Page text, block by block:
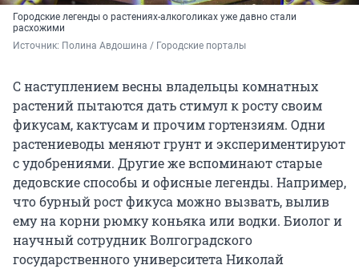
Городские легенды о растениях-алкоголиках уже давно стали
расхожими
Источник: Полина Авдошина / Городские порталы
С наступлением весны владельцы комнатных
растений пытаются дать стимул к росту своим
фикусам, кактусам и прочим гортензиям. Одни
растениеводы меняют грунт и экспериментируют
с удобрениями. Другие же вспоминают старые
дедовские способы и офисные легенды. Например,
что бурный рост фикуса можно вызвать, вылив
ему на корни рюмку коньяка или водки. Биолог и
научный сотрудник Волгоградского
государственного университета Николай